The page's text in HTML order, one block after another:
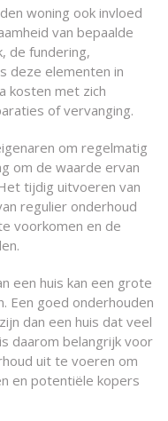
woning ook invloed
van bepaalde
de fundering,
deze elementen in
kosten met zich
of vervanging.
om regelmatig
om de waarde ervan
tijdig uitvoeren van
regulier onderhoud
voorkomen en de
een huis kan een grote
Een goed onderhouden
dan een huis dat veel
daarom belangrijk voor
uit te voeren om
en potentiële kopers